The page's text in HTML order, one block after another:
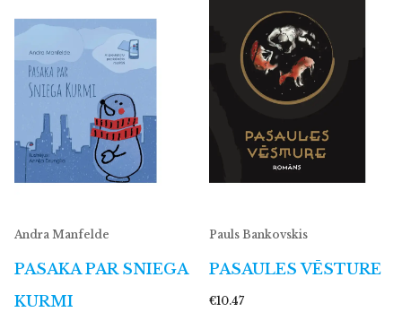
Andra Manfelde
PASAKA PAR SNIEGA
KURMI
Pauls Bankovskis
PASAULES VĒSTURE
€10.47